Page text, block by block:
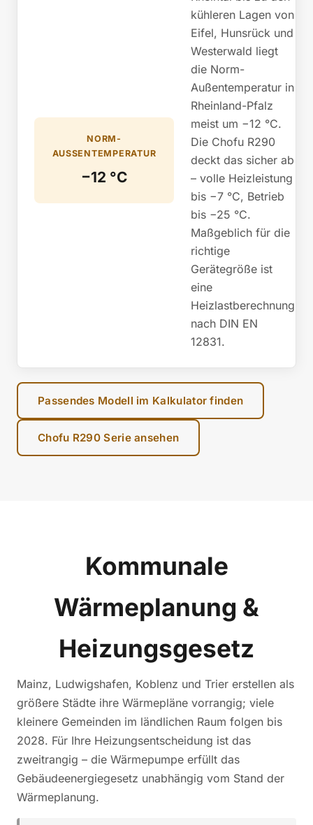
NORM-
AUSSENTEMPERATUR
−12 °C
kühleren Lagen von
Eifel, Hunsrück und
Westerwald liegt
die Norm-
Außentemperatur in
Rheinland-Pfalz
meist um −12 °C.
Die Chofu R290
deckt das sicher ab
– volle Heizleistung
bis −7 °C, Betrieb
bis −25 °C.
Maßgeblich für die
richtige
Gerätegröße ist
eine
Heizlastberechnung
nach DIN EN
12831.
Passendes Modell im Kalkulator finden
Chofu R290 Serie ansehen
Kommunale
Wärmeplanung &
Heizungsgesetz
Mainz, Ludwigshafen, Koblenz und Trier erstellen als
größere Städte ihre Wärmepläne vorrangig; viele
kleinere Gemeinden im ländlichen Raum folgen bis
2028. Für Ihre Heizungsentscheidung ist das
zweitrangig – die Wärmepumpe erfüllt das
Gebäudeenergiegesetz unabhängig vom Stand der
Wärmeplanung.